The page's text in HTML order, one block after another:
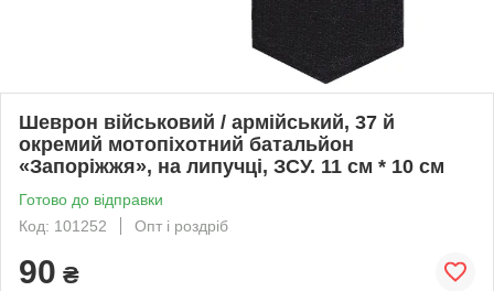
Шеврон військовий / армійський, 37 й
окремий мотопіхотний батальйон
«Запоріжжя», на липучці, ЗСУ. 11 см * 10 см
Готово до відправки
Код: 101252
Опт і роздріб
90 ₴